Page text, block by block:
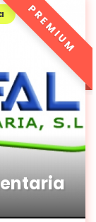
PREMIUM